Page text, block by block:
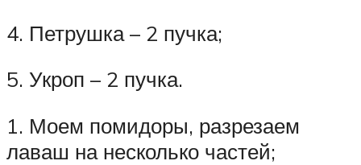
4. Петрушка – 2 пучка;
5. Укроп – 2 пучка.
1. Моем помидоры, разрезаем
лаваш на несколько частей;